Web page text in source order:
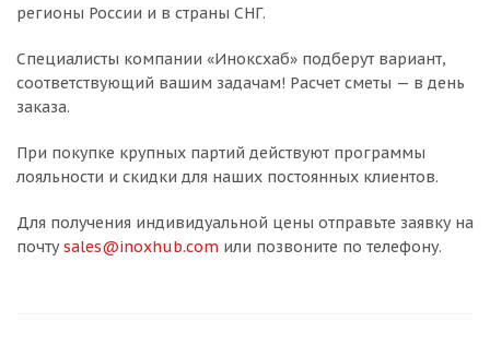
регионы России и в страны СНГ.
Специалисты компании «Иноксхаб» подберут вариант,
соответствующий вашим задачам! Расчет сметы — в день
заказа.
При покупке крупных партий действуют программы
лояльности и скидки для наших постоянных клиентов.
Для получения индивидуальной цены отправьте заявку на
почтуsales@inoxhub.com или позвоните по телефону.